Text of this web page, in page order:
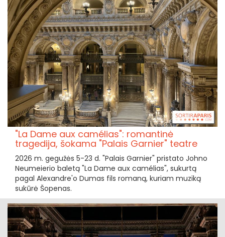
"La Dame aux camélias": romantinė
tragedija, šokama "Palais Garnier" teatre
2026 m. gegužės 5-23 d. "Palais Garnier" pristato Johno
Neumeierio baletą "La Dame aux camélias", sukurtą
pagal Alexandre'o Dumas fils romaną, kuriam muziką
sukūrė Šopenas.